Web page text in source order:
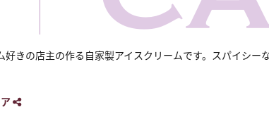
好きの店主の作る自家製アイスクリームです。スパイシー